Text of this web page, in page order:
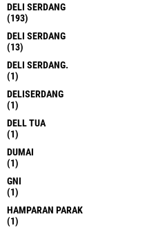
DELI SERDANG
(193)
DELI SERDANG
(13)
DELI SERDANG.
(1)
DELISERDANG
(1)
DELL TUA
(1)
DUMAI
(1)
GNI
(1)
HAMPARAN PARAK
(1)